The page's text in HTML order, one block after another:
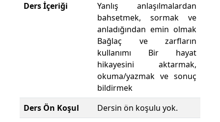
Ders İçeriği
Yanlış anlaşılmalardan
bahsetmek, sormak ve
anladığından emin olmak
Bağlaç ve zarfların
kullanımı Bir hayat
hikayesini aktarmak,
okuma/yazmak ve sonuç
bildirmek
Ders Ön Koşul
Dersin ön koşulu yok.